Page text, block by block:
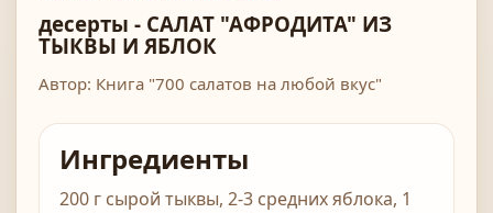
десерты - САЛАТ "АФРОДИТА" ИЗ
ТЫКВЫ И ЯБЛОК
Автор: Книга "700 салатов на любой вкус"
Ингредиенты
200 г сырой тыквы, 2-3 средних яблока, 1